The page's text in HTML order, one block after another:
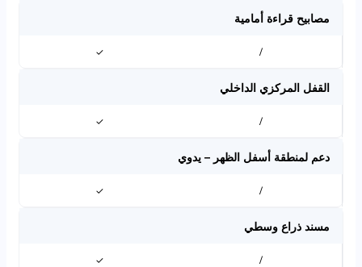
مصابيح قراءة أمامية
/
✓
القفل المركزي الداخلي
/
✓
دعم لمنطقة أسفل الظهر – يدوي
/
✓
مسند ذراع وسطي
/
✓